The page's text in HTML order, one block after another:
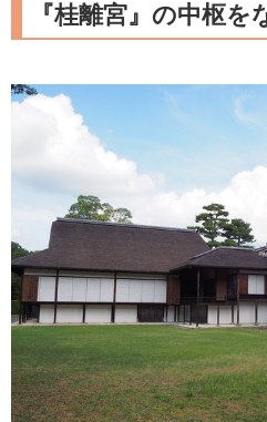
『桂離宮』の中枢を